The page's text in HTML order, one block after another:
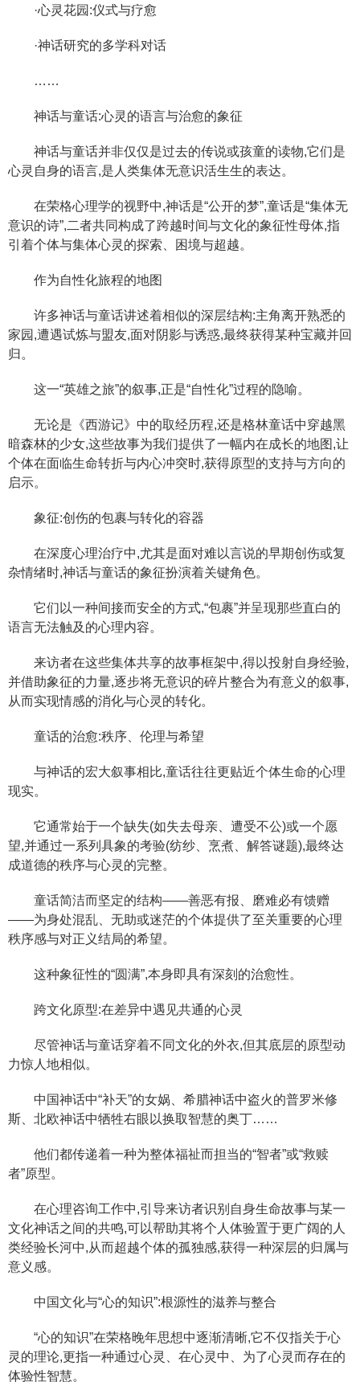
·心灵花园:仪式与疗愈
·神话研究的多学科对话
……
神话与童话:心灵的语言与治愈的象征
神话与童话并非仅仅是过去的传说或孩童的读物,它们是
心灵自身的语言,是人类集体无意识活生生的表达。
在荣格心理学的视野中,神话是“公开的梦”,童话是“集体无
意识的诗”,二者共同构成了跨越时间与文化的象征性母体,指
引着个体与集体心灵的探索、困境与超越。
作为自性化旅程的地图
许多神话与童话讲述着相似的深层结构:主角离开熟悉的
家园,遭遇试炼与盟友,面对阴影与诱惑,最终获得某种宝藏并回
归。
这一“英雄之旅”的叙事,正是“自性化”过程的隐喻。
无论是《西游记》中的取经历程,还是格林童话中穿越黑
暗森林的少女,这些故事为我们提供了一幅内在成长的地图,让
个体在面临生命转折与内心冲突时,获得原型的支持与方向的
启示。
象征:创伤的包裹与转化的容器
在深度心理治疗中,尤其是面对难以言说的早期创伤或复
杂情绪时,神话与童话的象征扮演着关键角色。
它们以一种间接而安全的方式,“包裹”并呈现那些直白的
语言无法触及的心理内容。
来访者在这些集体共享的故事框架中,得以投射自身经验,
并借助象征的力量,逐步将无意识的碎片整合为有意义的叙事,
从而实现情感的消化与心灵的转化。
童话的治愈:秩序、伦理与希望
与神话的宏大叙事相比,童话往往更贴近个体生命的心理
现实。
它通常始于一个缺失(如失去母亲、遭受不公)或一个愿
望,并通过一系列具象的考验(纺纱、烹煮、解答谜题),最终达
成道德的秩序与心灵的完整。
童话简洁而坚定的结构——善恶有报、磨难必有馈赠
——为身处混乱、无助或迷茫的个体提供了至关重要的心理
秩序感与对正义结局的希望。
这种象征性的“圆满”,本身即具有深刻的治愈性。
跨文化原型:在差异中遇见共通的心灵
尽管神话与童话穿着不同文化的外衣,但其底层的原型动
力惊人地相似。
中国神话中“补天”的女娲、希腊神话中盗火的普罗米修
斯、北欧神话中牺牲右眼以换取智慧的奥丁……
他们都传递着一种为整体福祉而担当的“智者”或“救赎
者”原型。
在心理咨询工作中,引导来访者识别自身生命故事与某一
文化神话之间的共鸣,可以帮助其将个人体验置于更广阔的人
类经验长河中,从而超越个体的孤独感,获得一种深层的归属与
意义感。
中国文化与“心的知识”:根源性的滋养与整合
“心的知识”在荣格晚年思想中逐渐清晰,它不仅指关于心
灵的理论,更指一种通过心灵、在心灵中、为了心灵而存在的
体验性智慧。